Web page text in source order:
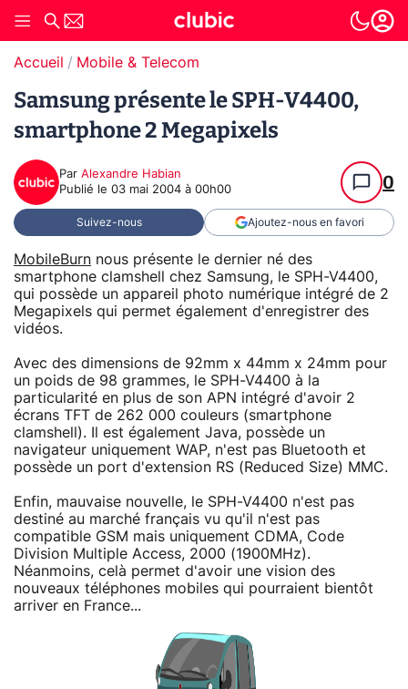
Accueil Mobile & Telecom
Samsung présente le SPH-V4400,
smartphone 2 Megapixels
Par Alexandre Habian
Publié le 03 mai 2004 à 00h00 0
Suivez-nous Ajoutez-nous en favori
MobileBurn nous présente le dernier né des
smartphone clamshell chez Samsung, le SPH-V4400,
qui possède un appareil photo numérique intégré de 2
Megapixels qui permet également d'enregistrer des
vidéos.
Avec des dimensions de 92mm x 44mm x 24mm pour
un poids de 98 grammes, le SPH-V4400 à la
particularité en plus de son APN intégré d'avoir 2
écrans TFT de 262 000 couleurs (smartphone
clamshell). Il est également Java, possède un
navigateur uniquement WAP, n'est pas Bluetooth et
possède un port d'extension RS (Reduced Size) MMC.
Enfin, mauvaise nouvelle, le SPH-V4400 n'est pas
destiné au marché français vu qu'il n'est pas
compatible GSM mais uniquement CDMA, Code
Division Multiple Access, 2000 (1900MHz).
Néanmoins, celà permet d'avoir une vision des
nouveaux téléphones mobiles qui pourraient bientôt
arriver en France...